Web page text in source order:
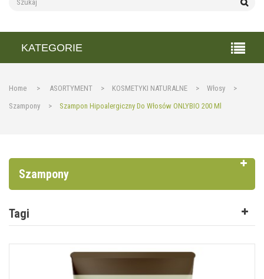
KATEGORIE
Home > ASORTYMENT > KOSMETYKI NATURALNE > Włosy
>
Szampony
> Szampon Hipoalergiczny Do Włosów ONLYBIO 200 Ml
Szampony
Tagi